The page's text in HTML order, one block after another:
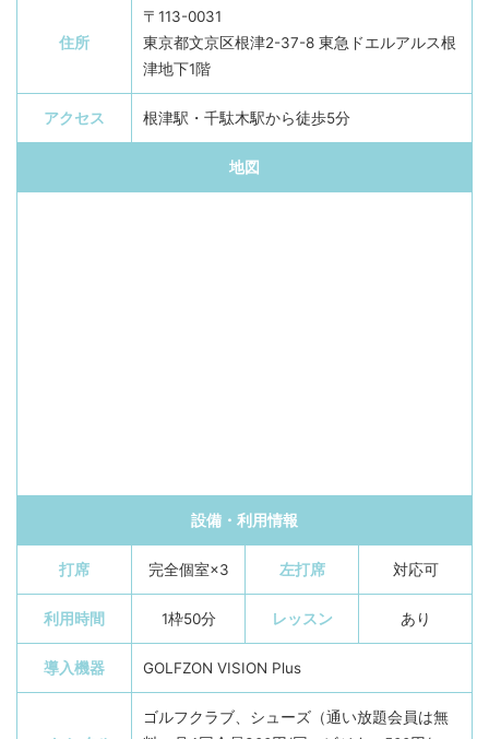
住所
〒113-0031
東京都文京区根津2-37-8 東急ドエルアルス根
津地下1階
アクセス 根津駅・千駄木駅から徒歩5分
地図
設備・利用情報
打席 完全個室×3 左打席 対応可
利用時間 1枠50分 レッスン あり
導入機器 GOLFZON VISION Plus
ゴルフクラブ、シューズ（通い放題会員は無